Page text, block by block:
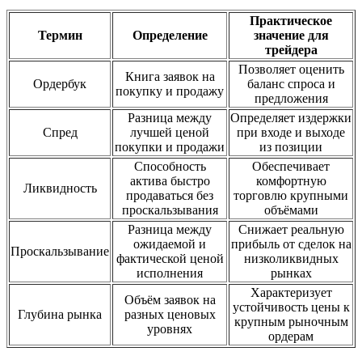
Термин Определение
Практическое
значение для
трейдера
Ордербук
Книга заявок на
покупку и продажу
Позволяет оценить
баланс спроса и
предложения
Спред
Разница между
лучшей ценой
покупки и продажи
Определяет издержки
при входе и выходе
из позиции
Ликвидность
Способность
актива быстро
продаваться без
проскальзывания
Обеспечивает
комфортную
торговлю крупными
объёмами
Проскальзывание
Разница между
ожидаемой и
фактической ценой
исполнения
Снижает реальную
прибыль от сделок на
низколиквидных
рынках
Глубина рынка
Объём заявок на
разных ценовых
уровнях
Характеризует
устойчивость цены к
крупным рыночным
ордерам